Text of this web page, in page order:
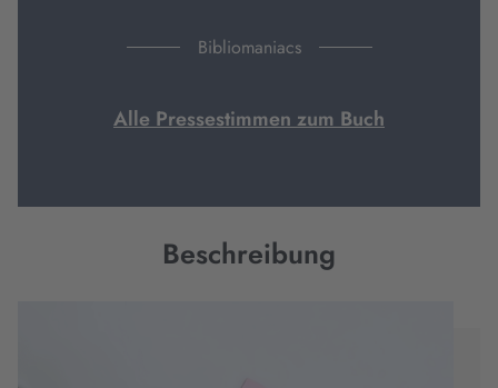
Bibliomaniacs
Alle Pressestimmen zum Buch
Beschreibung